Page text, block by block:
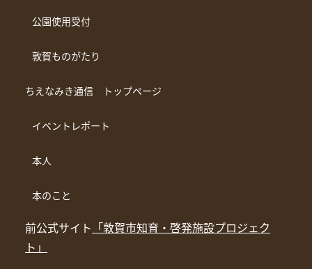
公園使用受付
敦賀ものがたり
ちえなみき通信 トップページ
イベントレポート
本人
本のこと
前公式サイト 「敦賀市知育・啓発施設プロジェク
ト」